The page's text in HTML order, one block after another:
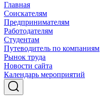
Главная
Соискателям
Предпринимателям
Работодателям
Студентам
Путеводитель по компаниям
Рынок труда
Новости сайта
Календарь мероприятий